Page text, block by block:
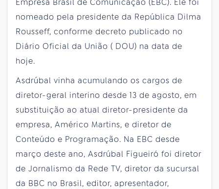
nomeado pela presidente da República Dilma
Rousseff, conforme decreto publicado no
Diário Oficial da União ( DOU) na data de
hoje.
Asdrúbal vinha acumulando os cargos de
diretor-geral interino desde 13 de agosto, em
substituição ao atual diretor-presidente da
empresa, Américo Martins, e diretor de
Conteúdo e Programação. Na EBC desde
março deste ano, Asdrúbal Figueiró foi diretor
de Jornalismo da Rede TV, diretor da sucursal
da BBC no Brasil, editor, apresentador,